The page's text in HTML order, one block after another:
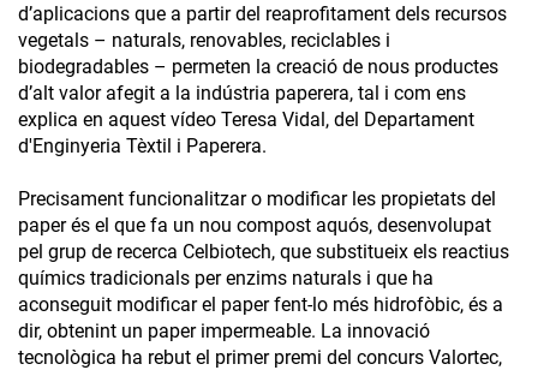
d’aplicacions que a partir del reaprofitament dels recursos
vegetals – naturals, renovables, reciclables i
biodegradables – permeten la creació de nous productes
d’alt valor afegit a la indústria paperera, tal i com ens
explica en aquest vídeo Teresa Vidal, del Departament
d'Enginyeria Tèxtil i Paperera.
Precisament funcionalitzar o modificar les propietats del
paper és el que fa un nou compost aquós, desenvolupat
pel grup de recerca Celbiotech, que substitueix els reactius
químics tradicionals per enzims naturals i que ha
aconseguit modificar el paper fent-lo més hidrofòbic, és a
dir, obtenint un paper impermeable. La innovació
tecnològica ha rebut el primer premi del concurs Valortec,